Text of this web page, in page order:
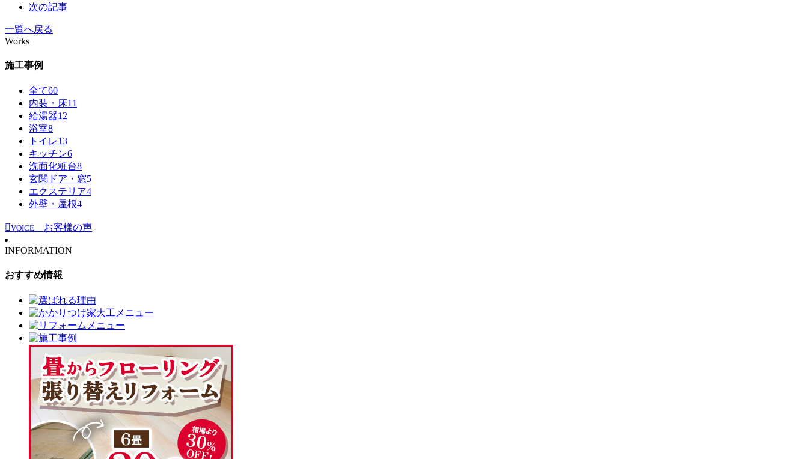
次の記事
一覧へ戻る
Works
施工事例
全て60
内装・床11
給湯器12
浴室8
トイレ13
キッチン6
洗面化粧台8
玄関ドア・窓5
エクステリア4
外壁・屋根4
VOICE お客様の声
INFORMATION
おすすめ情報